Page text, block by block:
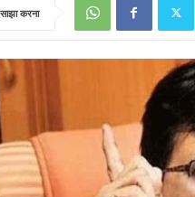
साझा करना